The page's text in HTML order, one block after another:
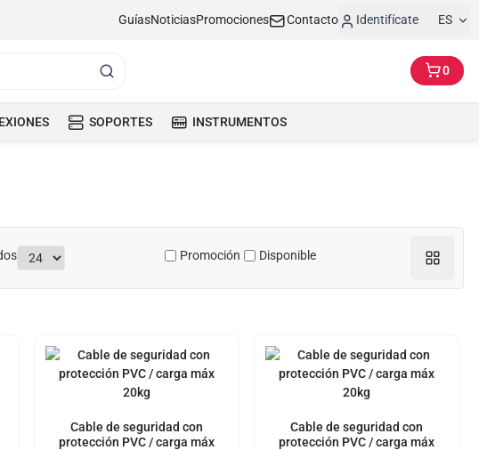
GuíasNoticiasPromociones Contacto Identifícate ES
0
SOPORTES INSTRUMENTOS
Promoción Disponible
Cable de seguridad con
protección PVC / carga máx
Cable de seguridad con
protección PVC / carga máx